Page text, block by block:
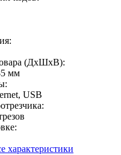
(ДxШxВ):
мм
USB
характеристики